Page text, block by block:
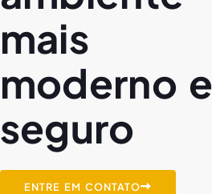
mais
moderno e
seguro
ENTRE EM CONTATO